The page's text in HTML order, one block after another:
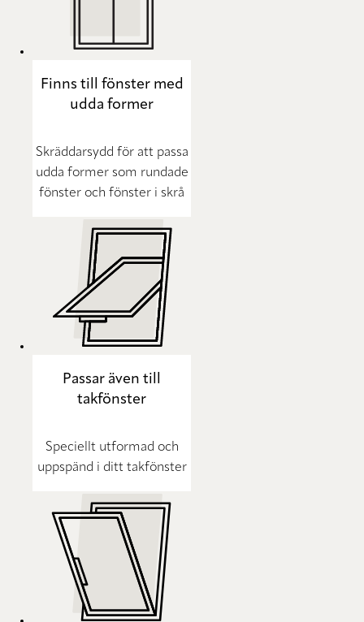
Finns till fönster med
udda former
Skräddarsydd för att passa
udda former som rundade
fönster och fönster i skrå
Passar även till
takfönster
Speciellt utformad och
uppspänd i ditt takfönster